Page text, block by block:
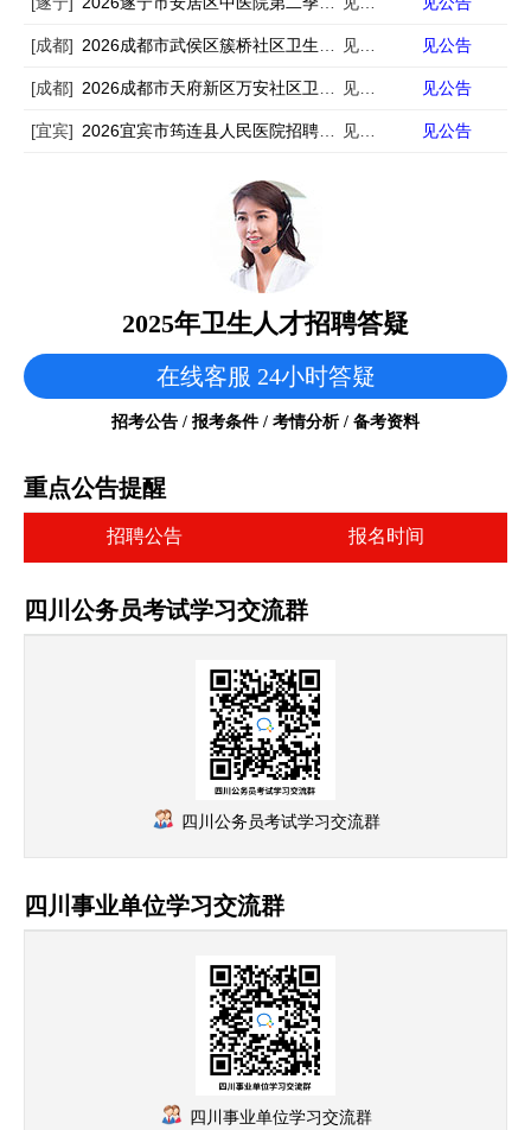
[成都] 2026成都市武侯区簇桥社区卫生服务中心招聘西医康复医师1人 见公告 见公告
[成都] 2026成都市天府新区万安社区卫生服务中心第一批次招聘3人 见公告 见公告
[宜宾] 2026宜宾市筠连县人民医院招聘10人 见公告 见公告
2025年卫生人才招聘答疑
在线客服 24小时答疑
招考公告 / 报考条件 / 考情分析 / 备考资料
重点公告提醒
招聘公告 报名时间
四川公务员考试学习交流群
四川公务员考试学习交流群
四川事业单位学习交流群
四川事业单位学习交流群